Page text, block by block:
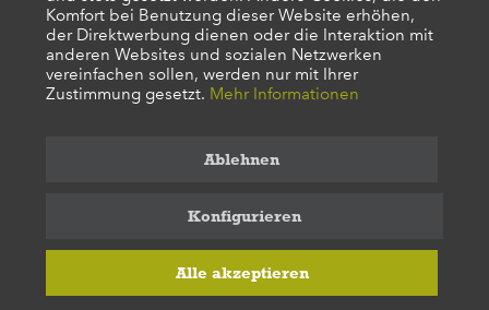
Komfort bei Benutzung dieser Website erhöhen,
der Direktwerbung dienen oder die Interaktion mit
anderen Websites und sozialen Netzwerken
vereinfachen sollen, werden nur mit Ihrer
Zustimmung gesetzt. Mehr Informationen
Alle akzeptieren
Konfigurieren
Ablehnen